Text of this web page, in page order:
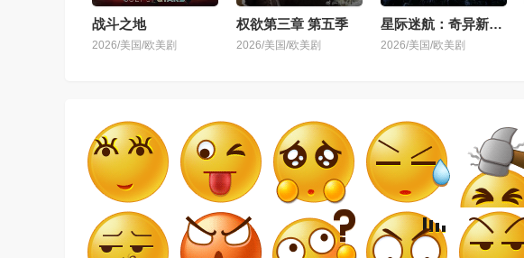
战斗之地
2026/美国/欧美剧
权欲第三章 第五季
2026/美国/欧美剧
星际迷航：奇异新世界 第四季
2026/美国/欧美剧